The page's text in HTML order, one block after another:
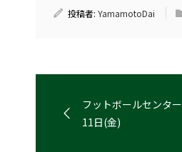
投稿者: YamamotoDai
フットボールセンタ
11日(金)